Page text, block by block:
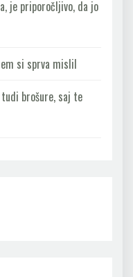
je priporočljivo, da jo
si sprva mislil
brošure, saj te